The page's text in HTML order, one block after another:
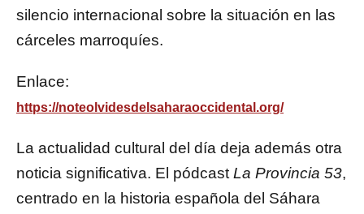
silencio internacional sobre la situación en las
cárceles marroquíes.
Enlace:
https://noteolvidesdelsaharaoccidental.org/
La actualidad cultural del día deja además otra
noticia significativa. El pódcastLa Provincia 53,
centrado en la historia española del Sáhara